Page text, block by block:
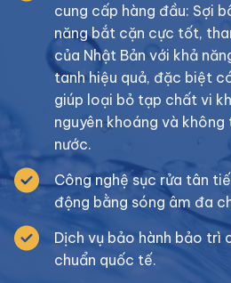
cung cấp hàng đầu: Sợi
năng bắt cặn cực tốt,
của Nhật Bản với khả
tanh hiệu quả, đặc biệt
giúp loại bỏ tạp chất vi
nguyên khoáng và
nước.
Công nghệ sục rửa tân
động bằng sóng âm đa
Dịch vụ bảo hành bảo trì
chuẩn quốc tế.